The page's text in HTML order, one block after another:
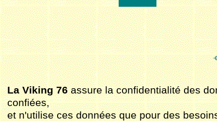
La Viking 76assure la confidentialité des
confiées,
et n'utilise ces données que pour des